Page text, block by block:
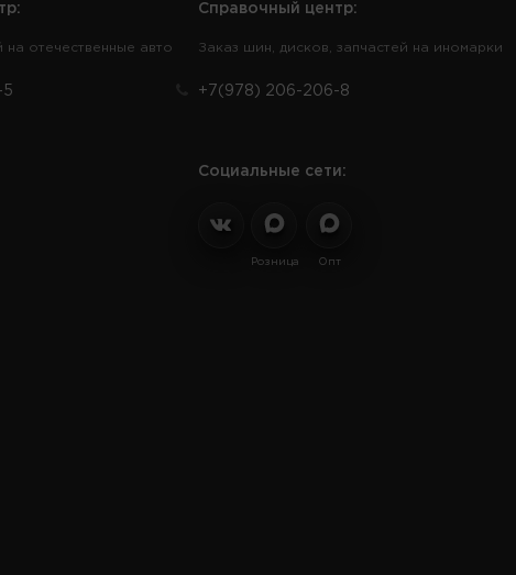
на отечественные авто
5
Справочный центр:
Заказ шин, дисков, запчастей на иномарки
+7(978) 206-206-8
Социальные сети:
Розница Опт